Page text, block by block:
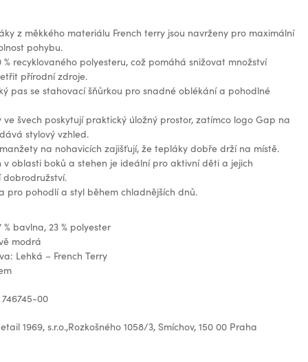
z měkkého materiálu French terry jsou navrženy pro maximální
pohybu.
% recyklovaného polyesteru, což pomáhá snižovat množství
přírodní zdroje.
pas se stahovací šňůrkou pro snadné oblékání a pohodlné
ve švech poskytují praktický úložný prostor, zatímco logo Gap na
stylový vzhled.
na nohavicích zajišťují, že tepláky dobře drží na místě.
v oblasti boků a stehen je ideální pro aktivní děti a jejich
dobrodružství.
pro pohodlí a styl během chladnějších dnů.
bavlna, 23 % polyester
modrá
Lehká – French Terry
00
1969, s.r.o.,Rozkošného 1058/3, Smíchov, 150 00 Praha